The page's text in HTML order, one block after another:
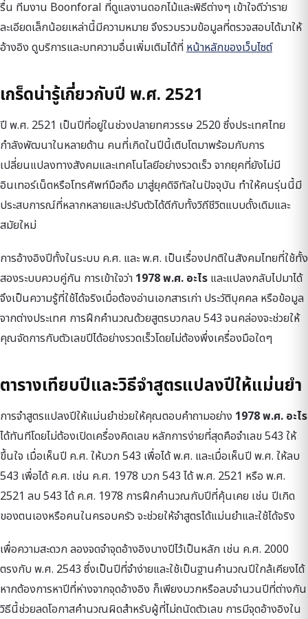
รื่น ทีมงาน Boonforal ที่ดูแลงานดอกไม้และพิธีต่างๆ เข้าใจดีว่าราย
ละเอียดเล็กน้อยเหล่านี้มีความหมาย จึงรวบรวมข้อมูลที่ตรวจสอบได้มาให้
อ้างอิง ดูบริการและบทความอื่นเพิ่มเติมได้ที่หน้าหลักของเว็บไซต์
เกร็ดน่ารู้เกี่ยวกับปี พ.ศ. 2521
ปี พ.ศ. 2521 เป็นปีที่อยู่ในช่วงปลายทศวรรษ 2520 ซึ่งประเทศไทย
กำลังพัฒนาในหลายด้าน คนที่เกิดในปีนี้เติบโตมาพร้อมกับการ
เปลี่ยนแปลงทางสังคมและเทคโนโลยีอย่างรวดเร็ว จากยุคที่ยังไม่มี
อินเทอร์เน็ตหรือโทรศัพท์มือถือ มาสู่ยุคดิจิทัลในปัจจุบัน ทำให้คนรุ่นนี้มี
ประสบการณ์ที่หลากหลายและปรับตัวได้ดีกับทั้งวิถีชีวิตแบบดั้งเดิมและ
สมัยใหม่
การอ้างอิงปีทั้งในระบบ ค.ศ. และ พ.ศ. เป็นเรื่องปกติในสังคมไทยที่ใช้ทั้ง
สองระบบควบคู่กัน การเข้าใจว่า 1978 พ.ศ. อะไร และแปลงกลับไปมาได้
จึงเป็นความรู้ที่ใช้ได้จริงเมื่อต้องอ่านเอกสารเก่า ประวัติบุคคล หรือข้อมูล
จากต่างประเทศ การฝึกคำนวณด้วยสูตรบวกลบ 543 จนคล่องจะช่วยให้
คุณจัดการกับตัวเลขปีได้อย่างรวดเร็วโดยไม่ต้องพึ่งเครื่องมือใดๆ
ตารางเทียบปีและวิธีจำสูตรแปลงปีให้แม่นยำ
การจำสูตรแปลงปีให้แม่นยำช่วยให้คุณตอบคำถามอย่าง 1978 พ.ศ. อะไร
ได้ทันทีโดยไม่ต้องเปิดเครื่องคิดเลข หลักการง่ายที่สุดคือจำเลข 543 ให้
ขึ้นใจ เมื่อเห็นปี ค.ศ. ให้บวก 543 เพื่อได้ พ.ศ. และเมื่อเห็นปี พ.ศ. ให้ลบ
543 เพื่อได้ ค.ศ. เช่น ค.ศ. 1978 บวก 543 ได้ พ.ศ. 2521 หรือ พ.ศ.
2521 ลบ 543 ได้ ค.ศ. 1978 การฝึกคำนวณกับปีที่คุ้นเคย เช่น ปีเกิด
ของตนเองหรือคนในครอบครัว จะช่วยให้จำสูตรได้แม่นยำและใช้ได้จริง
เพื่อความสะดวก ลองจดจำจุดอ้างอิงบางปีไว้เป็นหลัก เช่น ค.ศ. 2000
ตรงกับ พ.ศ. 2543 ซึ่งเป็นปีที่จำง่ายและใช้เป็นฐานคำนวณปีใกล้เคียงได้
หากต้องการหาปีที่ห่างจากจุดอ้างอิง ก็เพียงบวกหรือลบจำนวนปีที่ต่างกัน
วิธีนี้ช่วยลดโอกาสคำนวณผิดสำหรับผู้ที่ไม่ถนัดตัวเลข การมีจุดอ้างอิงใน